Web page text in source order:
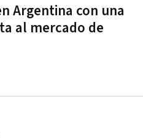
Argentina con una
al mercado de